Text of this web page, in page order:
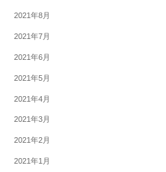
2021年8月
2021年7月
2021年6月
2021年5月
2021年4月
2021年3月
2021年2月
2021年1月